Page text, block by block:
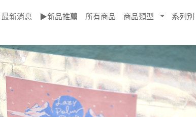
最新消息 ▶新品推薦 所有商品 商品類型 系列別